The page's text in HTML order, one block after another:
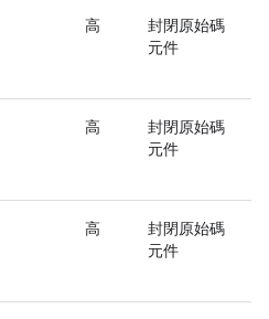
高
封閉原始碼
元件
高
封閉原始碼
元件
高
封閉原始碼
元件